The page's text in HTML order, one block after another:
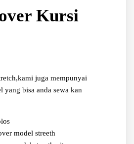
Kursi
juga mempunyai
yang bisa anda sewa kan
model streeth